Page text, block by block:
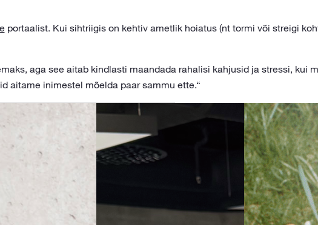
portaalist. Kui sihtriigis on kehtiv ametlik hoiatus (nt tormi või streigi
aga see aitab kindlasti maandada rahalisi kahjusid ja stressi, kui
aitame inimestel mõelda paar sammu ette.“